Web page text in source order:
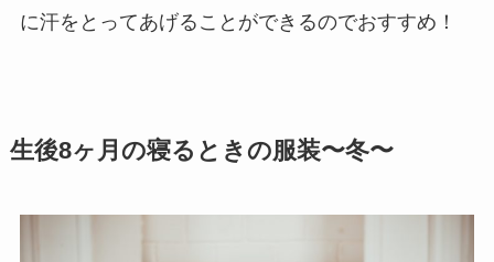
に汗をとってあげることができるのでおすすめ！
生後8ヶ月の寝るときの服装〜冬〜